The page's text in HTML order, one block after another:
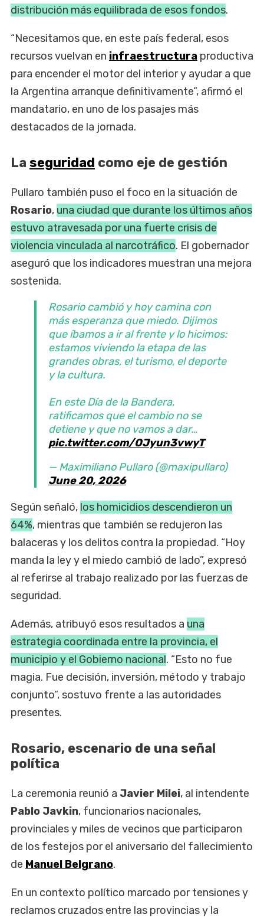
distribución más equilibrada de esos fondos.
“Necesitamos que, en este país federal, esos
recursos vuelvan en infraestructura productiva
para encender el motor del interior y ayudar a que
la Argentina arranque definitivamente”, afirmó el
mandatario, en uno de los pasajes más
destacados de la jornada.
La seguridad como eje de gestión
Pullaro también puso el foco en la situación de
Rosario, una ciudad que durante los últimos años
estuvo atravesada por una fuerte crisis de
violencia vinculada al narcotráfico. El gobernador
aseguró que los indicadores muestran una mejora
sostenida.
Rosario cambió y hoy camina con
más esperanza que miedo. Dijimos
que íbamos a ir al frente y lo hicimos:
estamos viviendo la etapa de las
grandes obras, el turismo, el deporte
y la cultura.
En este Día de la Bandera,
ratificamos que el cambio no se
detiene y que no vamos a dar…
pic.twitter.com/OJyun3vwyT
— Maximiliano Pullaro (@maxipullaro)
June 20, 2026
Según señaló, los homicidios descendieron un
64%, mientras que también se redujeron las
balaceras y los delitos contra la propiedad. “Hoy
manda la ley y el miedo cambió de lado”, expresó
al referirse al trabajo realizado por las fuerzas de
seguridad.
Además, atribuyó esos resultados a una
estrategia coordinada entre la provincia, el
municipio y el Gobierno nacional. “Esto no fue
magia. Fue decisión, inversión, método y trabajo
conjunto”, sostuvo frente a las autoridades
presentes.
Rosario, escenario de una señal
política
La ceremonia reunió a Javier Milei, al intendente
Pablo Javkin, funcionarios nacionales,
provinciales y miles de vecinos que participaron
de los festejos por el aniversario del fallecimiento
de Manuel Belgrano.
En un contexto político marcado por tensiones y
reclamos cruzados entre las provincias y la